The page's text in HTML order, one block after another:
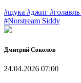
#щука #джиг #голавль
#Norstream Siddy
Дмитрий Соколов
24.04.2026 07:00